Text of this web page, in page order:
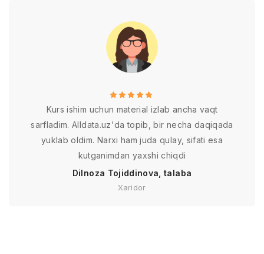
Kurs ishim uchun material izlab ancha vaqt
sarfladim. Alldata.uz'da topib, bir necha daqiqada
yuklab oldim. Narxi ham juda qulay, sifati esa
kutganimdan yaxshi chiqdi
Dilnoza Tojiddinova, talaba
Xaridor